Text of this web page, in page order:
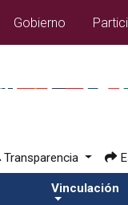
Gobierno
Transparencia
Vinculación